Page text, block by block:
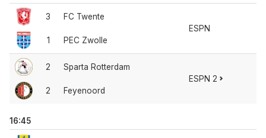
3
1
FC Twente
PEC Zwolle
ESPN
2
2
Sparta Rotterdam
Feyenoord
ESPN 2
16:45